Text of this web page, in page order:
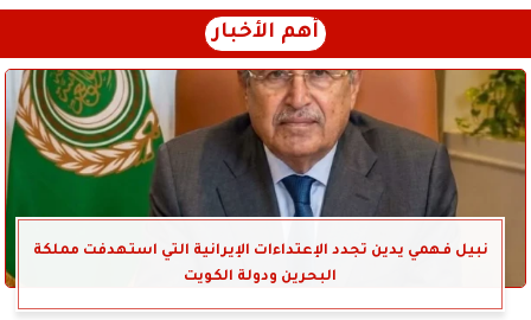
أهم الأخبار
نبيل فهمي يدين تجدد الإعتداءات الإيرانية التي استهدفت مملكة
البحرين ودولة الكويت